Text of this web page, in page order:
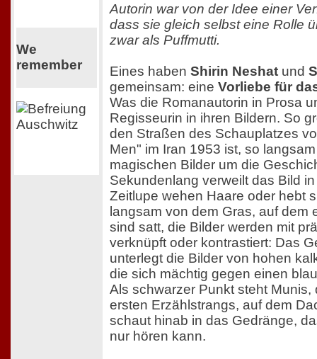
We
remember
Autorin war von der Idee einer
dass sie gleich selbst eine Rolle
zwar als Puffmutti.
Eines haben Shirin Neshat und
gemeinsam: eine Vorliebe für
Was die Romanautorin in Prosa
Regisseurin in ihren Bildern. So
den Straßen des Schauplatzes
Men" im Iran 1953 ist, so
magischen Bilder um die
Sekundenlang verweilt das Bild
Zeitlupe wehen Haare oder hebt
langsam von dem Gras, auf dem
sind satt, die Bilder werden mit
verknüpft oder kontrastiert: Das
unterlegt die Bilder von hohen
die sich mächtig gegen einen
Als schwarzer Punkt steht Munis,
ersten Erzählstrangs, auf dem
schaut hinab in das Gedränge,
nur hören kann.